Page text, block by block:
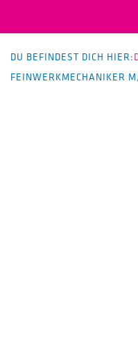
DU BEFINDEST DICH HIER:
FEINWERKMECHANIKER